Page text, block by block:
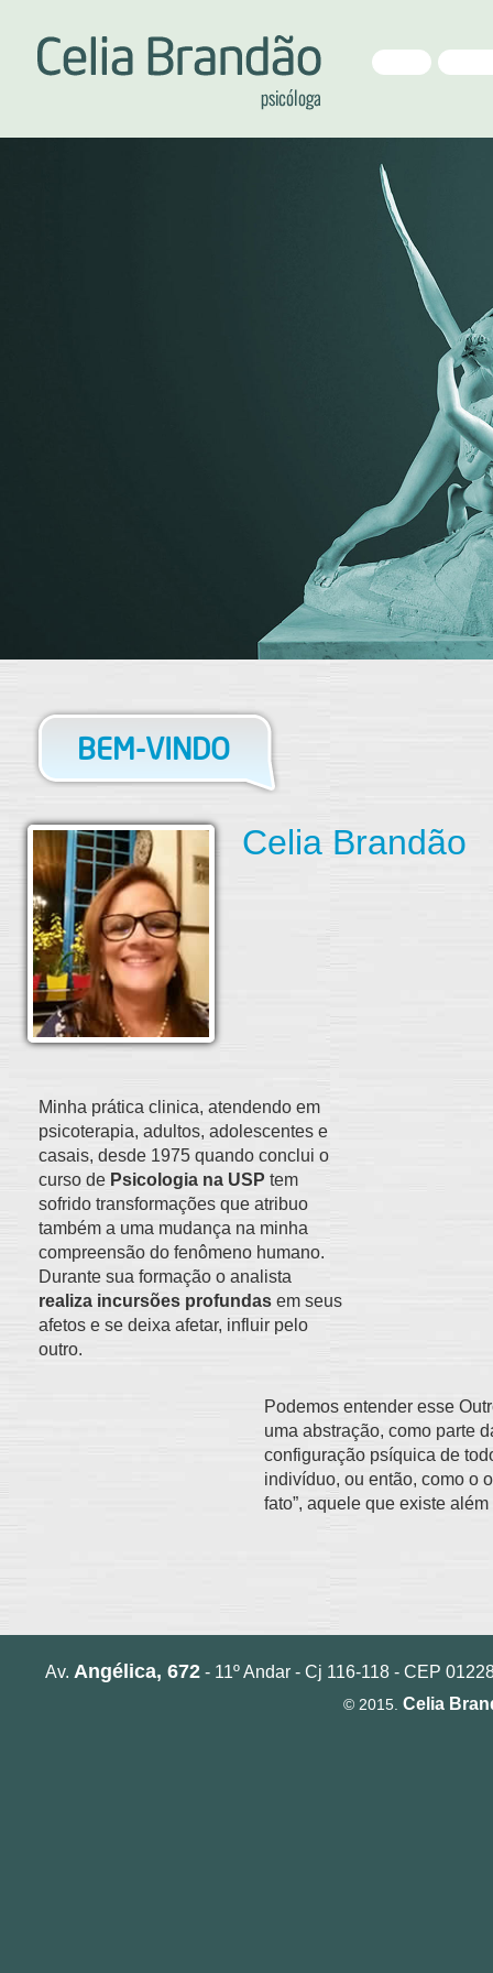
BEM-VINDO
Celia Brandão
Minha prática clinica, atendendo em
psicoterapia, adultos, adolescentes e
casais, desde 1975 quando conclui o
curso de Psicologia na USP tem
sofrido transformações que atribuo
também a uma mudança na minha
compreensão do fenômeno humano.
Durante sua formação o analista
realiza incursões profundasem seus
afetos e se deixa afetar, influir pelo
outro.
Podemos entender esse
uma abstração, como parte
configuração psíquica de
indivíduo, ou então, como o
fato”, aquele que existe além
Av. Angélica, 672- 11º Andar - Cj 116-118 - CEP
© 2015. Celia